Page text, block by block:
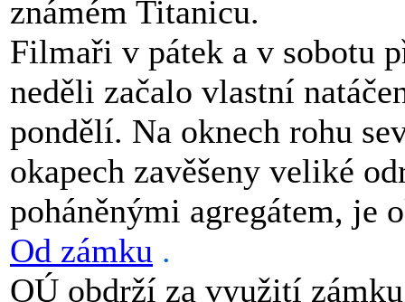
známém Titanicu.
Filmaři v pátek a v sobotu
neděli začalo vlastní
pondělí. Na oknech rohu
okapech zavěšeny veliké
poháněnými agregátem, je
Od zámku .
OÚ obdrží za využití